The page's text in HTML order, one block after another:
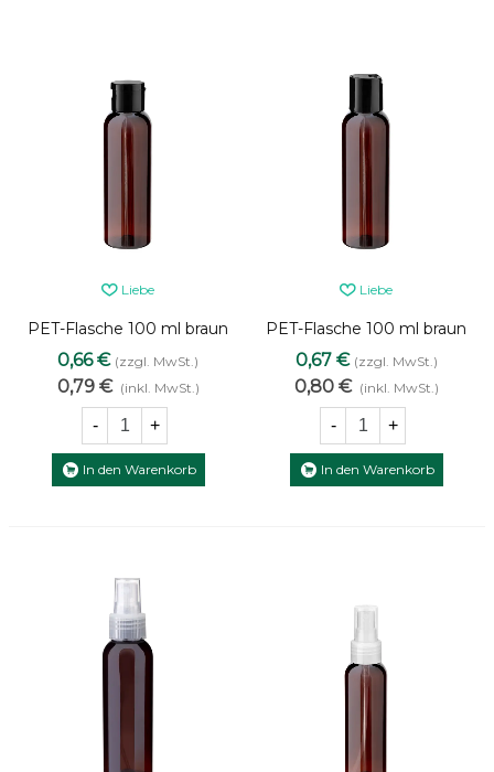
Liebe
PET-Flasche 100 ml braun
mit schwarzem Flip-Top-
Verschluss
0,66 € (zzgl. MwSt.)
0,79 € (inkl. MwSt.)
- +
In den Warenkorb
Liebe
PET-Flasche 100 ml braun
mit schwarzem Disc-Top-
Verschluss
0,67 € (zzgl. MwSt.)
0,80 € (inkl. MwSt.)
- +
In den Warenkorb